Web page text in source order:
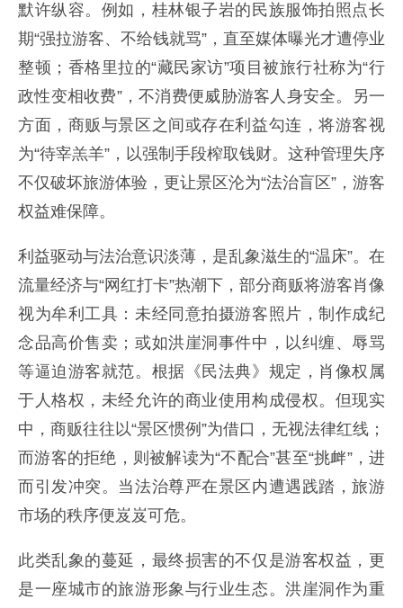
默许纵容。例如，桂林银子岩的民族服饰拍照点长
期“强拉游客、不给钱就骂”，直至媒体曝光才遭停业
整顿；香格里拉的“藏民家访”项目被旅行社称为“行
政性变相收费”，不消费便威胁游客人身安全。另一
方面，商贩与景区之间或存在利益勾连，将游客视
为“待宰羔羊”，以强制手段榨取钱财。这种管理失序
不仅破坏旅游体验，更让景区沦为“法治盲区”，游客
权益难保障。
利益驱动与法治意识淡薄，是乱象滋生的“温床”。在
流量经济与“网红打卡”热潮下，部分商贩将游客肖像
视为牟利工具：未经同意拍摄游客照片，制作成纪
念品高价售卖；或如洪崖洞事件中，以纠缠、辱骂
等逼迫游客就范。根据《民法典》规定，肖像权属
于人格权，未经允许的商业使用构成侵权。但现实
中，商贩往往以“景区惯例”为借口，无视法律红线；
而游客的拒绝，则被解读为“不配合”甚至“挑衅”，进
而引发冲突。当法治尊严在景区内遭遇践踏，旅游
市场的秩序便岌岌可危。
此类乱象的蔓延，最终损害的不仅是游客权益，更
是一座城市的旅游形象与行业生态。洪崖洞作为重